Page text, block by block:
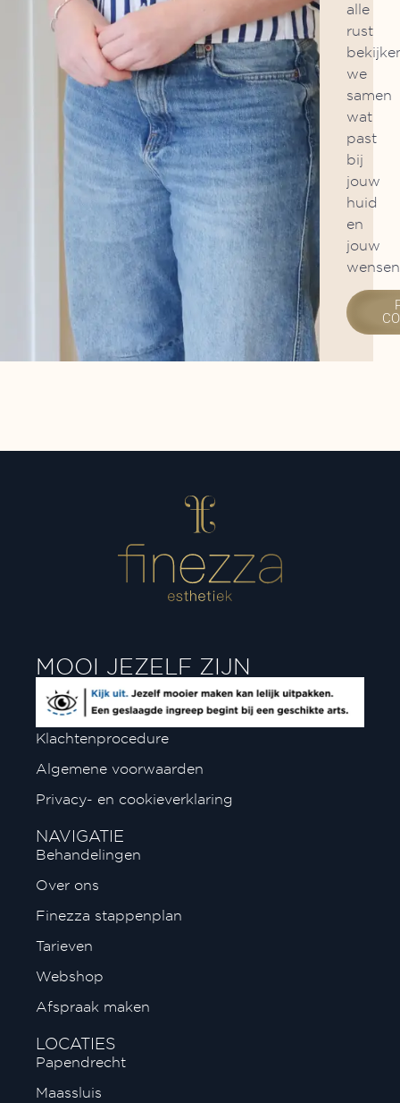
alle
rust
we
samen
wat
past
bij
jouw
huid
en
jouw
MOOI JEZELF ZIJN
Klachtenprocedure
Algemene voorwaarden
Privacy- en cookieverklaring
NAVIGATIE
Behandelingen
Over ons
Finezza stappenplan
Tarieven
Webshop
Afspraak maken
LOCATIES
Papendrecht
Maassluis